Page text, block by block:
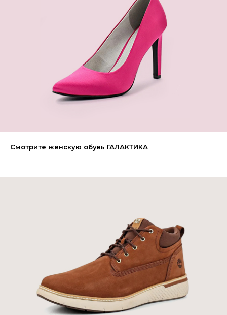
Смотрите женскую обувь ГАЛАКТИКА